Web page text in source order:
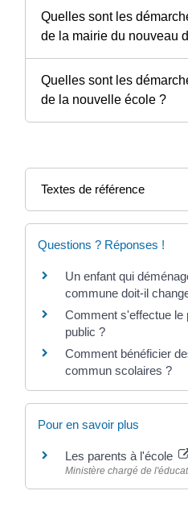
Quelles sont les
de la mairie du nouveau
Quelles sont les
de la nouvelle école ?
Textes de référence
Questions ? Réponses !
Un enfant qui
commune doit-il
Comment s'effectue le
public ?
Comment bénéficier
commun scolaires ?
Pour en savoir plus
Les parents à l'école
Ministère chargé de